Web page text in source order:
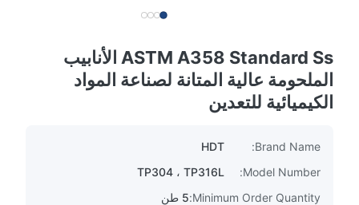
ASTM A358 Standard Ss الأنابيب
الملحومة عالية المتانة لصناعة المواد
الكيميائية للتعدين
Brand Name:
Model Number:
TP304 ، TP316L
Minimum Order Quantity: 5 طن